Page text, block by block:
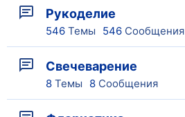
Рукоделие
546 Темы 546 Сообщения
Свечеварение
8 Темы 8 Сообщения